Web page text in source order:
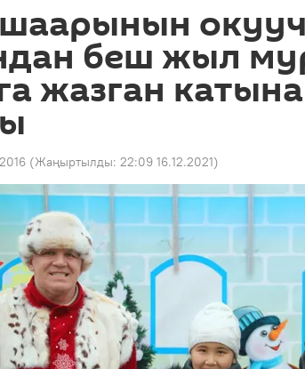
беш жыл
жазган
(Жаңыртылды: 22:09 16.12.2021)